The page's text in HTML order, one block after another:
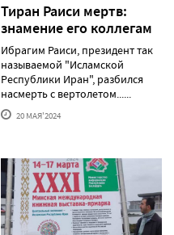
Тиран Раиси мертв:
знамение его коллегам
Ибрагим Раиси, президент так
называемой "Исламской
Республики Иран", разбился
насмерть с вертолетом......
20 МАЯ'2024